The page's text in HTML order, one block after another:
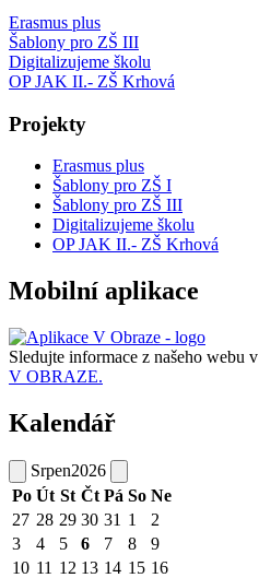
Erasmus plus
Šablony pro ZŠ III
Digitalizujeme školu
OP JAK II.- ZŠ Krhová
Projekty
Erasmus plus
Šablony pro ZŠ I
Šablony pro ZŠ III
Digitalizujeme školu
OP JAK II.- ZŠ Krhová
Mobilní aplikace
Sledujte informace z našeho webu v
V OBRAZE.
Kalendář
Srpen2026
Po Út St Čt Pá So Ne
27 28 29 30 31 1
2
3
4 5 6 7 8
9
10 11 12 13 14 15 16